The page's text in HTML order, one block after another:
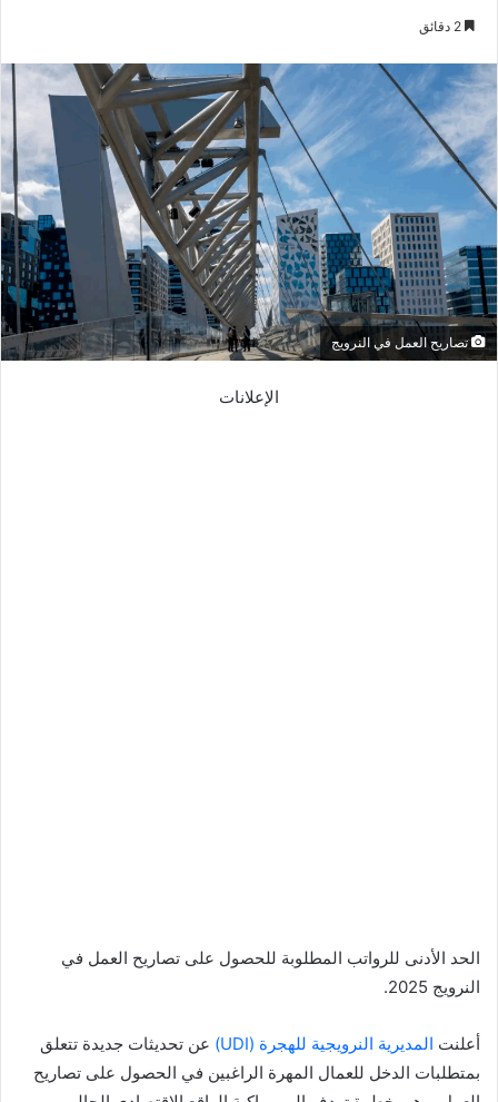
تصاريح العمل في النرويج
الإعلانات
الحد الأدنى للرواتب المطلوبة للحصول على تصاريح العمل في
النرويج 2025.
أعلنت المديرية النرويجية للهجرة (UDI)
عن تحديثات جديدة تتعلق
بمتطلبات الدخل للعمال المهرة الراغبين في الحصول على تصاريح